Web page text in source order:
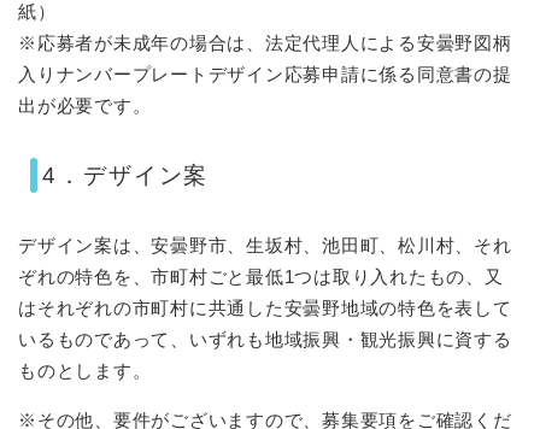
紙）
※応募者が未成年の場合は、法定代理人による安曇野図柄
入りナンバープレートデザイン応募申請に係る同意書の提
出が必要です。
​4．デザイン案
デザイン案は、安曇野市、生坂村、池田町、松川村、それ
ぞれの特色を、市町村ごと最低1つは取り入れたもの、又
はそれぞれの市町村に共通した安曇野地域の特色を表して
いるものであって、いずれも地域振興・観光振興に資する
ものとします。
※その他、要件がございますので、募集要項をご確認くだ